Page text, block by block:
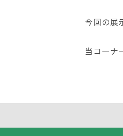
今回の展
当コーナ